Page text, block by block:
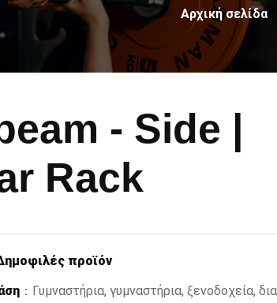
Αρχική σελίδα
- Side |
Rack
προϊόν
：Γυμναστήρια, γυμναστήρια, ξενοδοχεία,